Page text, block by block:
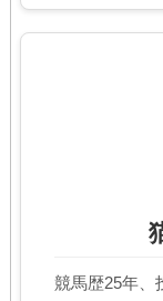
競馬歴25年、